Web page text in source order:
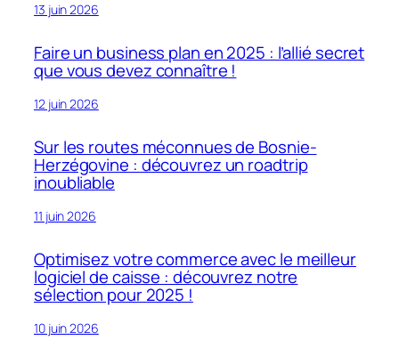
13 juin 2026
Faire un business plan en 2025 : l’allié secret
que vous devez connaître !
12 juin 2026
Sur les routes méconnues de Bosnie-
Herzégovine : découvrez un roadtrip
inoubliable
11 juin 2026
Optimisez votre commerce avec le meilleur
logiciel de caisse : découvrez notre
sélection pour 2025 !
10 juin 2026